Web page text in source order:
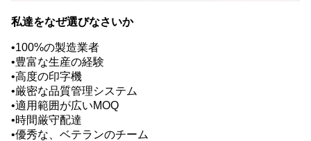
私達をなぜ選びなさいか
•100%の製造業者
•豊富な生産の経験
•高度の印字機
•厳密な品質管理システム
•適用範囲が広いMOQ
•時間厳守配達
•優秀な、ベテランのチーム